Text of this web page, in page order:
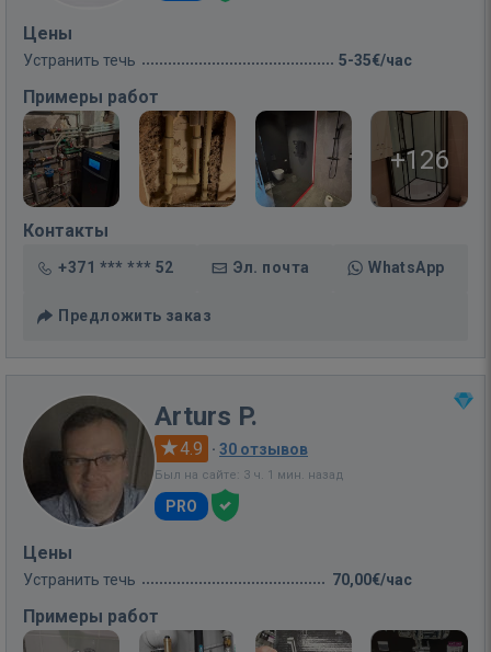
Цены
Устранить течь 5-35€/час
Примеры работ
+126
Контакты
+371 *** *** 52 Эл. почта WhatsApp
Предложить заказ
Arturs P.
4.9 · 30 отзывов
Был на сайте: 3 ч. 1 мин. назад
PRO
Цены
Устранить течь 70,00€/час
Примеры работ